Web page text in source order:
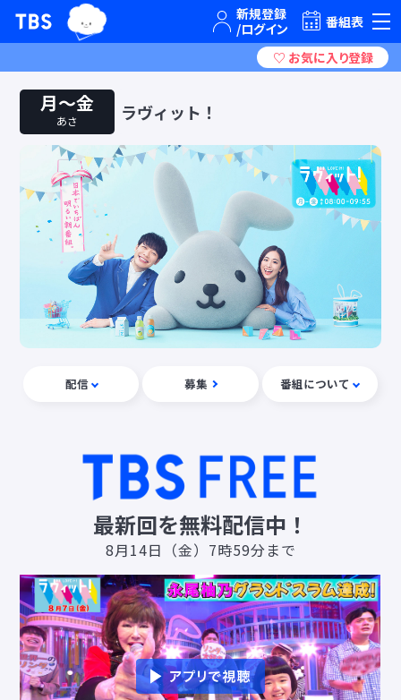
TBSテレビ｜ときめくときを。
TBSグループキャラクター『ワクティ』番組表
月〜金
あさ ラヴィット！
配信 募集 番組について
最新回を無料配信中！
8月14日（金）7時59分まで